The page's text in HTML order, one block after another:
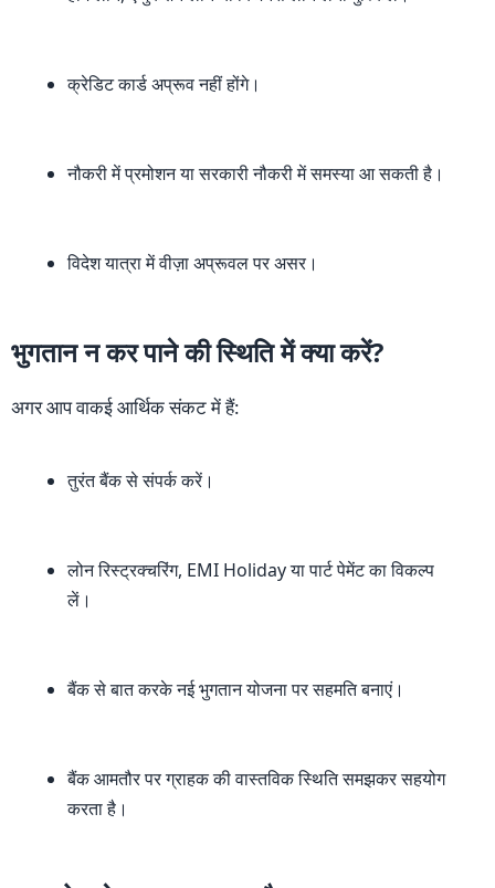
क्रेडिट कार्ड अप्रूव नहीं होंगे।
नौकरी में प्रमोशन या सरकारी नौकरी में समस्या आ सकती है।
विदेश यात्रा में वीज़ा अप्रूवल पर असर।
भुगतान न कर पाने की स्थिति में क्या करें?
अगर आप वाकई आर्थिक संकट में हैं:
तुरंत बैंक से संपर्क करें।
लोन रिस्ट्रक्चरिंग, EMI Holiday या पार्ट पेमेंट का विकल्प
लें।
बैंक से बात करके नई भुगतान योजना पर सहमति बनाएं।
बैंक आमतौर पर ग्राहक की वास्तविक स्थिति समझकर सहयोग
करता है।